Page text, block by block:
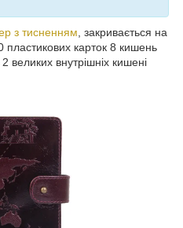
з тисненням, закривається на
пластикових карток 8 кишень
великих внутрішніх кишені